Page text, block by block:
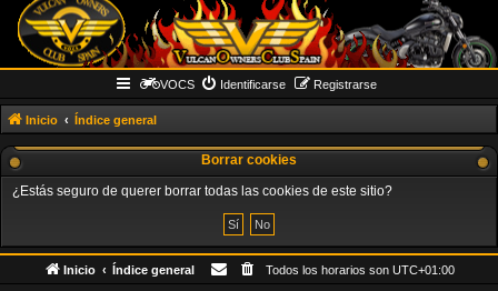
VOCS Identificarse Registrarse
Inicio Índice general
Borrar cookies
¿Estás seguro de querer borrar todas las cookies de este sitio?
Inicio Índice general Todos los horarios son UTC+01:00